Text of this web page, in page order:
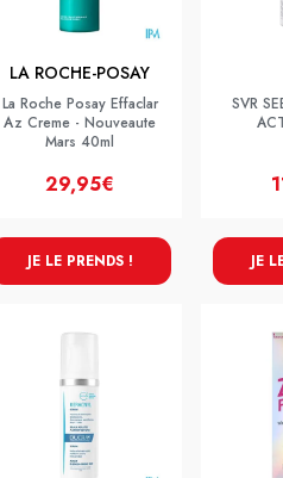
LA ROCHE-POSAY
La Roche Posay Effaclar
Az Creme - Nouveaute
Mars 40ml
29,95€
JE LE PRENDS !
SVR
JE